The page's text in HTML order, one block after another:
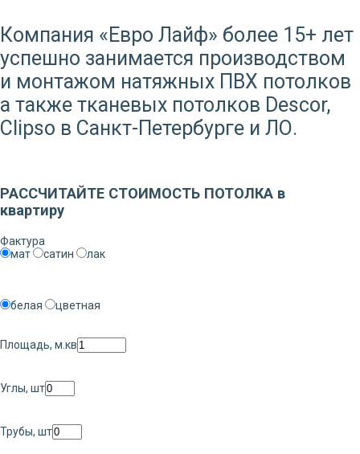
Компания «Евро Лайф» более 15+ лет
успешно занимается производством
и монтажом натяжных ПВХ потолков
а также тканевых потолков Descor,
Clipso в Санкт-Петербурге и ЛО.
РАССЧИТАЙТЕ СТОИМОСТЬ ПОТОЛКА в
квартиру
Фактура
мат
сатин лак
белая цветная
Площадь, м.кв
Углы, шт
Трубы, шт